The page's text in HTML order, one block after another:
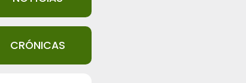
CRÓNICAS